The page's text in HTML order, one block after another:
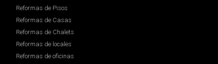
Reformas de Pisos
Reformas de Casas
Reformas de Chalets
Reformas de locales
Reformas de oficinas